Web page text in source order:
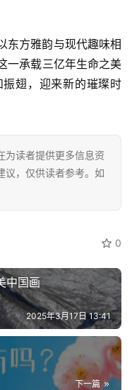
东方雅韵与现代趣味相
一承载三亿年生命之美
翅，迎来新的璀璨时
为读者提供更多信息资
议，仅供读者参考。如
0
中国画
2025年3月17日 13:41
下一篇